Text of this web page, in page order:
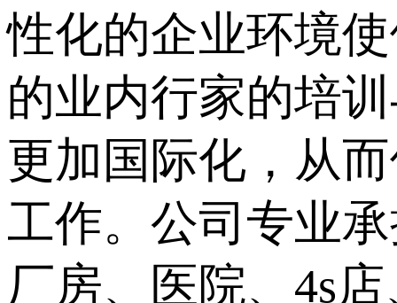
性化的企业环境
的业内行家的培
更加国际化，从
工作。公司专业
厂房、医院、4s